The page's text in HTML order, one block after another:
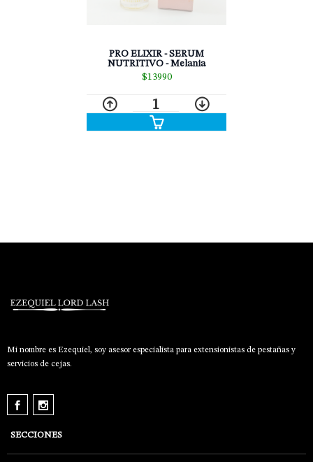
PRO ELIXIR - SERUM
NUTRITIVO - Melania
$13990
1
Mi nombre es Ezequiel, soy asesor especialista para extensionistas de pestañas y
servicios de cejas.
SECCIONES